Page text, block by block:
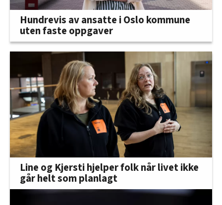
Hundrevis av ansatte i Oslo kommune
uten faste oppgaver
Line og Kjersti hjelper folk når livet ikke
går helt som planlagt